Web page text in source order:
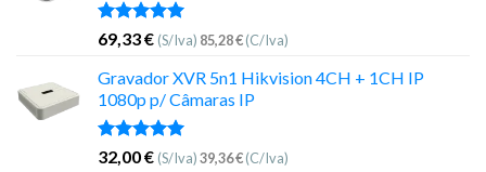
Avaliação
5.00
de 5
69,33€ (S/Iva) 85,28€(C/Iva)
Gravador XVR 5n1 Hikvision 4CH + 1CH IP
1080p p/ Câmaras IP
Avaliação
32,00€ (S/Iva)39,36€(C/Iva)